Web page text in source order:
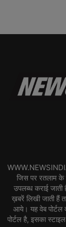
जिस पर रतलाम के
उपलब्ध कराई जाती
ख़बरें लिखी जाती हैं
आये। यह वेब पोर्टल
पोर्टल है, इसका